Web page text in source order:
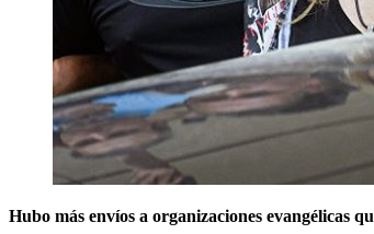
Hubo más envíos a organizaciones evangélicas